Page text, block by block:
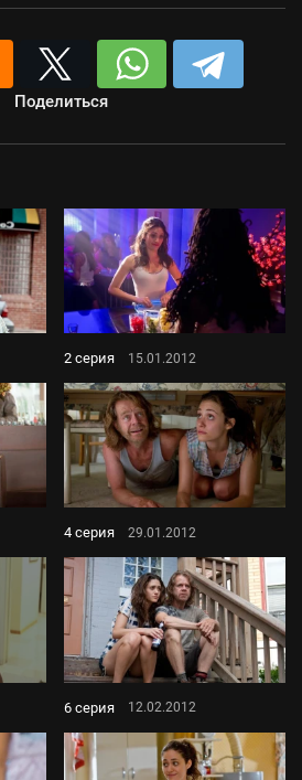
Поделиться
2 серия 15.01.2012
4 серия 29.01.2012
6 серия 12.02.2012